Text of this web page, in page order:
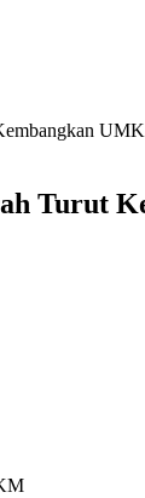
Turut